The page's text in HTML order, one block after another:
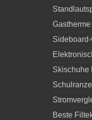
Gastherme
Skischuhe
Beste